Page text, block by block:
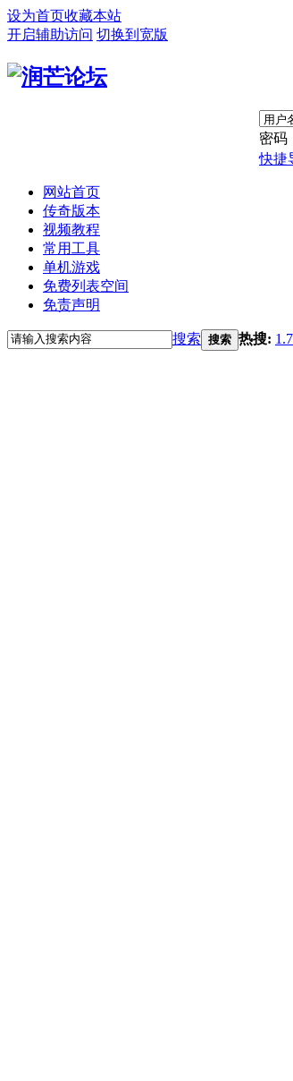
设为首页收藏本站
开启辅助访问 切换到宽版
密码
快捷
网站首页
传奇版本
视频教程
常用工具
单机游戏
免费列表空间
免责声明
搜索 搜索 热搜: